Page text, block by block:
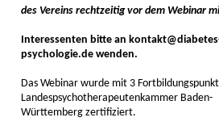
des Vereins rechtzeitig vor dem Webinar
Interessenten bitte an
psychologie.de wenden.
Das Webinar wurde mit 3
Landespsychotherapeutenkammer Baden-
Württemberg zertifiziert.